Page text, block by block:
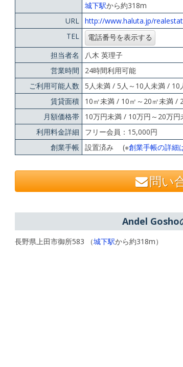
城下駅から約318m
URL http://www.haluta.jp/
TEL
担当者名
八木 英理子
営業時間
24時間利用可能
ご利用可能人数
5人未満 / 5人～10人未満 / 10
賃貸面積
10㎡未満 / 10㎡～20㎡未満 /
月額価格帯
10万円未満 / 10万円～20万円
利用料金詳細
フリー会員：15,000円
創業手帳 設置済み (※創業手帳の詳細
問い
Andel Gosho
長野県上田市御所583 （城下駅から約318m）